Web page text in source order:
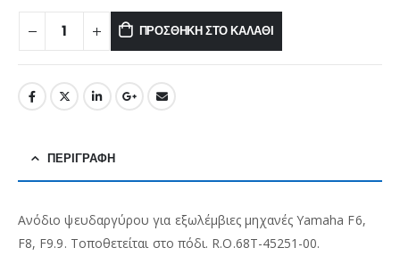
ΠΡΟΣΘΉΚΗ ΣΤΟ ΚΑΛΆΘΙ
ΠΕΡΙΓΡΑΦΉ
Ανόδιο ψευδαργύρου για εξωλέμβιες μηχανές Yamaha F6,
F8, F9.9. Τοποθετείται στο πόδι. R.O.68T-45251-00.